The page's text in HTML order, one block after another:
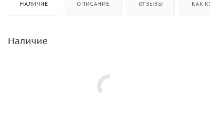
НАЛИЧИЕ ОПИСАНИЕ ОТЗЫВЫ КАК
Наличие